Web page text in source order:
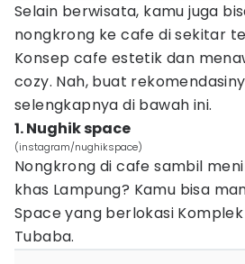
Selain berwisata, kamu juga
nongkrong ke cafe di sekitar
Konsep cafe estetik dan
cozy. Nah, buat
selengkapnya di bawah ini.
1. Nughik space
(instagram/nughikspace)
Nongkrong di cafe sambil
khas Lampung? Kamu bisa
Space yang berlokasi Komplek
Tubaba.